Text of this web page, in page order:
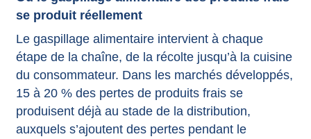
se produit réellement
Le gaspillage alimentaire intervient à chaque
étape de la chaîne, de la récolte jusqu’à la cuisine
du consommateur. Dans les marchés développés,
15 à 20 % des pertes de produits frais se
produisent déjà au stade de la distribution,
auxquels s’ajoutent des pertes pendant le